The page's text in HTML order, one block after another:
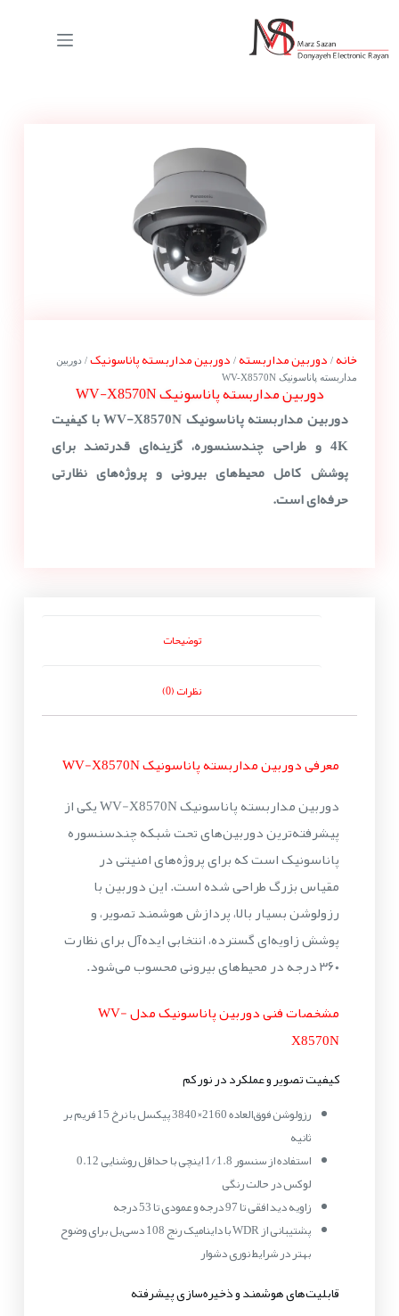
خانه/ دوربین مداربسته/ دوربین مداربسته پاناسونیک/ دوربین
مداربسته پاناسونیک WV-X8570N
دوربین مداربسته پاناسونیک WV-X8570N
دوربین مداربسته پاناسونیک WV-X8570N با کیفیت
4K و طراحی چندسنسوره، گزینه‌ای قدرتمند برای
پوشش کامل محیط‌های بیرونی و پروژه‌های نظارتی
حرفه‌ای است.
توضیحات
نظرات (0)
معرفی دوربین مداربسته پاناسونیک WV-X8570N
دوربین مداربسته پاناسونیک WV-X8570N یکی از
پیشرفته‌ترین دوربین‌های تحت شبکه چندسنسوره
پاناسونیک است که برای پروژه‌های امنیتی در
مقیاس بزرگ طراحی شده است. این دوربین با
رزولوشن بسیار بالا، پردازش هوشمند تصویر، و
پوشش زاویه‌ای گسترده، انتخابی ایده‌آل برای نظارت
۳۶۰ درجه در محیط‌های بیرونی محسوب می‌شود.
مشخصات فنی دوربین پاناسونیک مدل WV-
X8570N
کیفیت تصویر و عملکرد در نور کم
رزولوشن فوق‌العاده 2160×3840 پیکسل با نرخ 15 فریم بر
ثانیه
استفاده از سنسور 1/1.8 اینچی با حداقل روشنایی 0.12
لوکس در حالت رنگی
زاویه دید افقی تا 97 درجه و عمودی تا 53 درجه
پشتیبانی از WDR با داینامیک رنج 108 دسی‌بل برای وضوح
بهتر در شرایط نوری دشوار
قابلیت‌های هوشمند و ذخیره‌سازی پیشرفته